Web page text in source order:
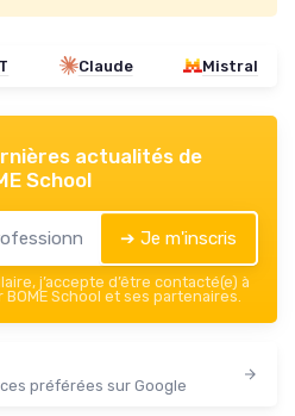
Claude Mistral
actualités de
School
➔ Je m'inscris
j’accepte d’être contacté(e) à
School et ses partenaires.
préférées sur Google